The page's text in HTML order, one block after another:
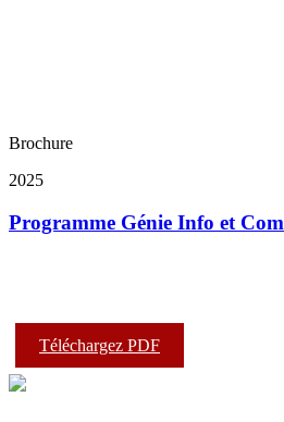
Brochure
2025
Programme Génie Info et Com
Téléchargez PDF